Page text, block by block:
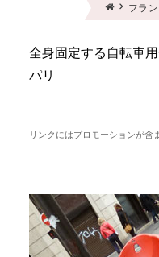
フラ
全身固定する自転車
パリ
リンクにはプロモーションが含